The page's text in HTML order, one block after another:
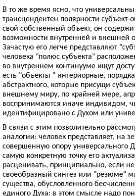
В то же время ясно, что
трансцендентен полярности субъект-
свой собственный объект, он
возможности внутренней и внешней
Зачастую его легче представляют
человека "полюс субъекта"
во внутреннем континууме ищут
есть "объекты " интериорные,
абстрактного, которые присущи
внешнему миру, по крайней мере,
воспринимаются иначе индивидом,
идентифицировано с Духом или
В связи с этим позволительно
аналогии: человек представляет, на
совершенную опору универсального
самую конкретную точку его
расценивать, принципиально, если
своеобразный синтез или "резюме"
существа, обусловленного
единого Духа: в этом смысле надо